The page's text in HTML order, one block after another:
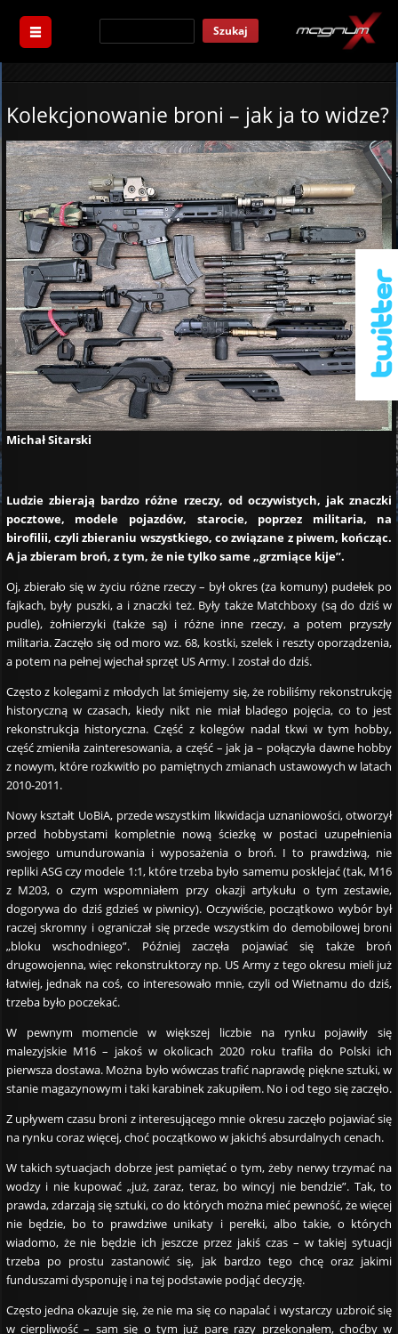
Szukaj
Kolekcjonowanie broni – jak ja to widze?
Michał Sitarski
Ludzie zbierają bardzo różne rzeczy, od oczywistych, jak znaczki
pocztowe, modele pojazdów, starocie, poprzez militaria, na
birofilii, czyli zbieraniu wszystkiego, co związane z piwem, kończąc.
A ja zbieram broń, z tym, że nie tylko same „grzmiące kije”.
Oj, zbierało się w życiu różne rzeczy – był okres (za komuny) pudełek po
fajkach, były puszki, a i znaczki też. Były także Matchboxy (są do dziś w
pudle), żołnierzyki (także są) i różne inne rzeczy, a potem przyszły
militaria. Zaczęło się od moro wz. 68, kostki, szelek i reszty oporządzenia,
a potem na pełnej wjechał sprzęt US Army. I został do dziś.
Często z kolegami z młodych lat śmiejemy się, że robiliśmy rekonstrukcję
historyczną w czasach, kiedy nikt nie miał bladego pojęcia, co to jest
rekonstrukcja historyczna. Część z kolegów nadal tkwi w tym hobby,
część zmieniła zainteresowania, a część – jak ja – połączyła dawne hobby
z nowym, które rozkwitło po pamiętnych zmianach ustawowych w latach
2010-2011.
Nowy kształt UoBiA, przede wszystkim likwidacja uznaniowości, otworzył
przed hobbystami kompletnie nową ścieżkę w postaci uzupełnienia
swojego umundurowania i wyposażenia o broń. I to prawdziwą, nie
repliki ASG czy modele 1:1, które trzeba było samemu posklejać (tak, M16
z M203, o czym wspomniałem przy okazji artykułu o tym zestawie,
dogorywa do dziś gdzieś w piwnicy). Oczywiście, początkowo wybór był
raczej skromny i ograniczał się przede wszystkim do demobilowej broni
„bloku wschodniego”. Później zaczęła pojawiać się także broń
drugowojenna, więc rekonstruktorzy np. US Army z tego okresu mieli już
łatwiej, jednak na coś, co interesowało mnie, czyli od Wietnamu do dziś,
trzeba było poczekać.
W pewnym momencie w większej liczbie na rynku pojawiły się
malezyjskie M16 – jakoś w okolicach 2020 roku trafiła do Polski ich
pierwsza dostawa. Można było wówczas trafić naprawdę piękne sztuki, w
stanie magazynowym i taki karabinek zakupiłem. No i od tego się zaczęło.
Z upływem czasu broni z interesującego mnie okresu zaczęło pojawiać się
na rynku coraz więcej, choć początkowo w jakichś absurdalnych cenach.
W takich sytuacjach dobrze jest pamiętać o tym, żeby nerwy trzymać na
wodzy i nie kupować „już, zaraz, teraz, bo wincyj nie bendzie”. Tak, to
prawda, zdarzają się sztuki, co do których można mieć pewność, że więcej
nie będzie, bo to prawdziwe unikaty i perełki, albo takie, o których
wiadomo, że nie będzie ich jeszcze przez jakiś czas – w takiej sytuacji
trzeba po prostu zastanowić się, jak bardzo tego chcę oraz jakimi
funduszami dysponuję i na tej podstawie podjąć decyzję.
Często jedna okazuje się, że nie ma się co napalać i wystarczy uzbroić się
w cierpliwość – sam się o tym już parę razy przekonałem, choćby w